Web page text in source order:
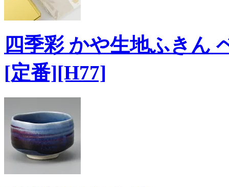
四季彩 かや生地ふきん
[定番][H77]